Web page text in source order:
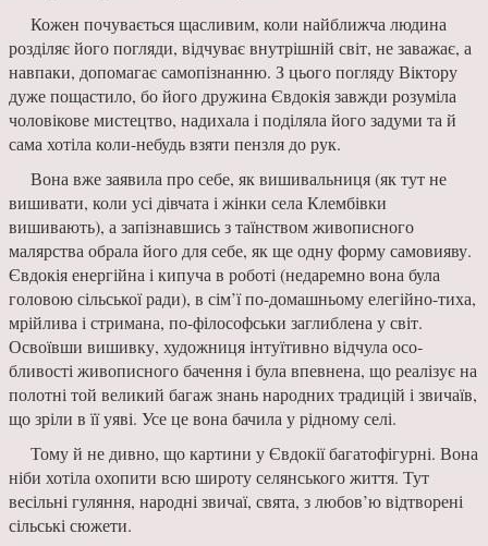
Кожен почувається щасливим, коли найближча людина
розділяє його погляди, відчуває внутрішній світ, не заважає, а
навпаки, допома­гає самопізнанню. З цього погляду Віктору
дуже пощастило, бо його дружина Євдокія завжди розумі­ла
чоловікове мистецтво, надихала і поділяла його задуми та й
сама хотіла коли-небудь взяти пензля до рук.
Вона вже заявила про себе, як виши­вальниця (як тут не
вишивати, коли усі дівчата і жінки села Клембівки
вишивають), а запізнавшись з таїнством жи­вописного
малярства обрала його для себе, як ще одну форму самовияву.
Євдокія енергійна і кипуча в роботі (недаремно вона була
голо­вою сільської ради), в сім’ї по-домашньому елегійно-тиха,
мрійлива і стримана, по-філософськи заглиблена у світ.
Освоївши ви­шивку, художниця інтуїтивно відчула осо­
бливості живописного бачення і була впевне­на, що реалізує на
полотні той великий багаж знань народних традицій і звичаїв,
що зріли в її уяві. Усе це вона бачила у рідному селі.
Тому й не дивно, що картини у Євдокії бага­тофігурні. Вона
ніби хотіла охопити всю широту селянського життя. Тут
весільні гулян­ня, народні звичаї, свята, з любов’ю відтворені
сільські сюжети.